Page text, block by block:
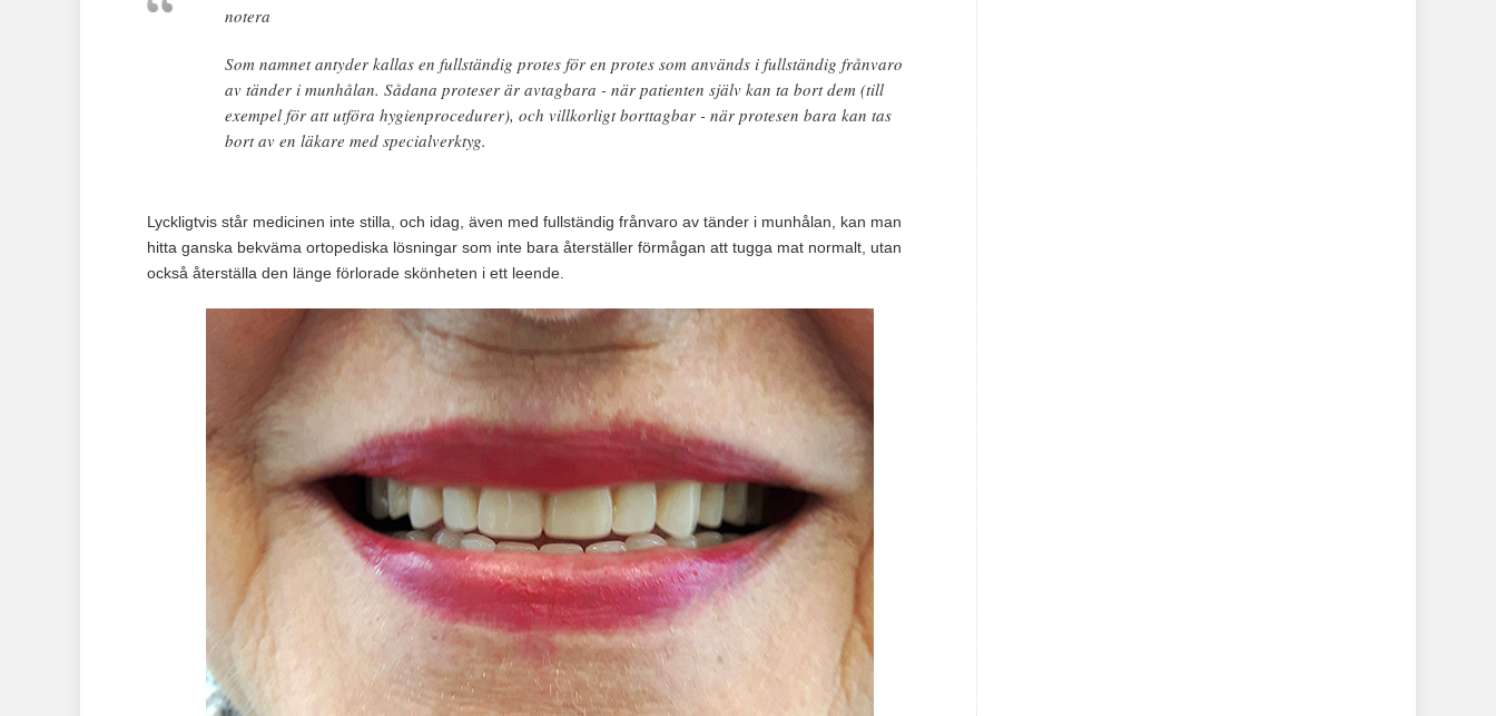
notera
Som namnet antyder kallas en fullständig protes för en protes som används i fullständig frånvaro
av tänder i munhålan. Sådana proteser är avtagbara - när patienten själv kan ta bort dem (till
exempel för att utföra hygienprocedurer), och villkorligt borttagbar - när protesen bara kan tas
bort av en läkare med specialverktyg.
Lyckligtvis står medicinen inte stilla, och idag, även med fullständig frånvaro av tänder i munhålan, kan man
hitta ganska bekväma ortopediska lösningar som inte bara återställer förmågan att tugga mat normalt, utan
också återställa den länge förlorade skönheten i ett leende.